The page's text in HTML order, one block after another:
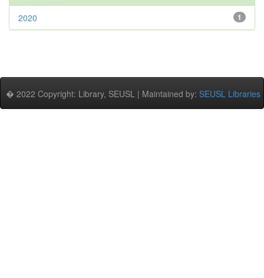
1
2020
� 2022 Copyright: Library, SEUSL | Maintained by: SEUSL Libraries